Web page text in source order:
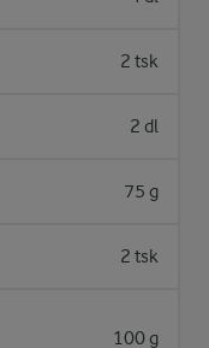
2 tsk
2 dl
75 g
2 tsk
100 g